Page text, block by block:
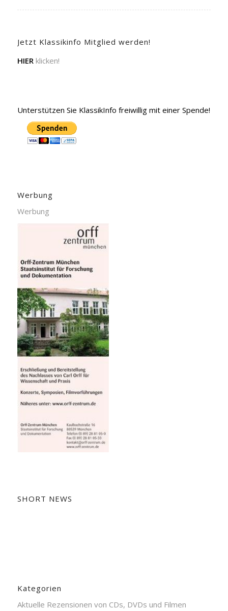
Jetzt Klassikinfo Mitglied werden!
HIER klicken!
Unterstützen Sie KlassikInfo freiwillig mit einer Spende!
Werbung
Werbung
SHORT NEWS
Kategorien
Aktuelle Rezensionen von CDs, DVDs und Filmen